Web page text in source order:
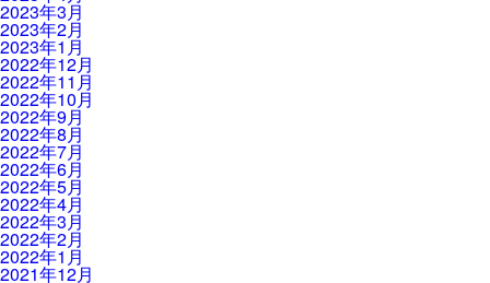
2023年3月
2023年2月
2023年1月
2022年12月
2022年11月
2022年10月
2022年9月
2022年8月
2022年7月
2022年6月
2022年5月
2022年4月
2022年3月
2022年2月
2022年1月
2021年12月